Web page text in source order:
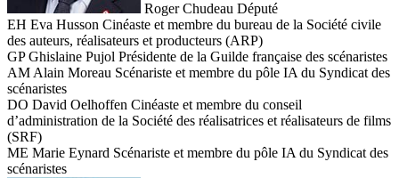
Roger Chudeau Député
EH Eva Husson Cinéaste et membre du bureau de la Société civile
des auteurs, réalisateurs et producteurs (ARP)
GP Ghislaine Pujol Présidente de la Guilde française des scénaristes
AM Alain Moreau Scénariste et membre du pôle IA du Syndicat des
scénaristes
DO David Oelhoffen Cinéaste et membre du conseil
d’administration de la Société des réalisatrices et réalisateurs de films
(SRF)
ME Marie Eynard Scénariste et membre du pôle IA du Syndicat des
scénaristes